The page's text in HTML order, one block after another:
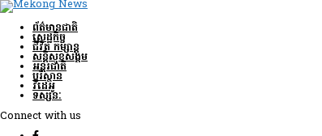
ព័ត៌មានជាតិ
សេដ្ឋកិច្ច
ជីវិត កម្សាន្ត
សន្តិសុខ​សង្គម
អន្តរជាតិ
បរិស្ថាន
វីដេអូ
ទស្សនៈ
Connect with us